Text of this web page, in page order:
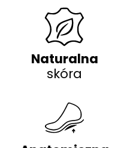
Naturalna
skóra